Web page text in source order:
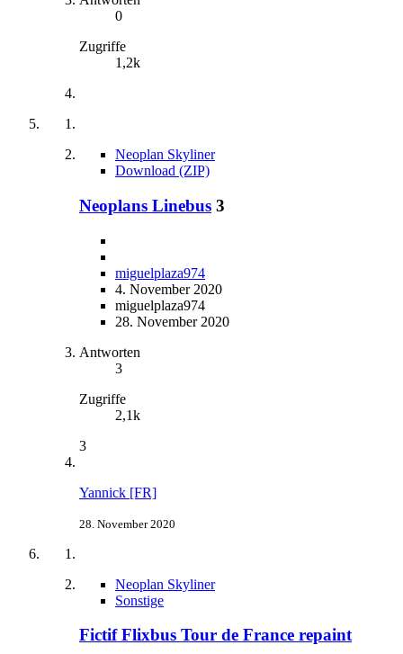
0
Zugriffe
1,2k
Neoplan Skyliner
Download (ZIP)
Neoplans Linebus 3
miguelplaza974
4. November 2020
miguelplaza974
28. November 2020
Antworten
3
Zugriffe
2,1k
3
Yannick [FR]
28. November 2020
Neoplan Skyliner
Sonstige
Fictif Flixbus Tour de France repaint